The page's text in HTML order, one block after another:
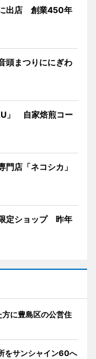
に出店 創業450年
頭まつりににぎわ
」 自家焙煎コー
門店「ネコシカ」
定ショップ 昨年
方に豊島区の公営住
をサンシャイン60へ